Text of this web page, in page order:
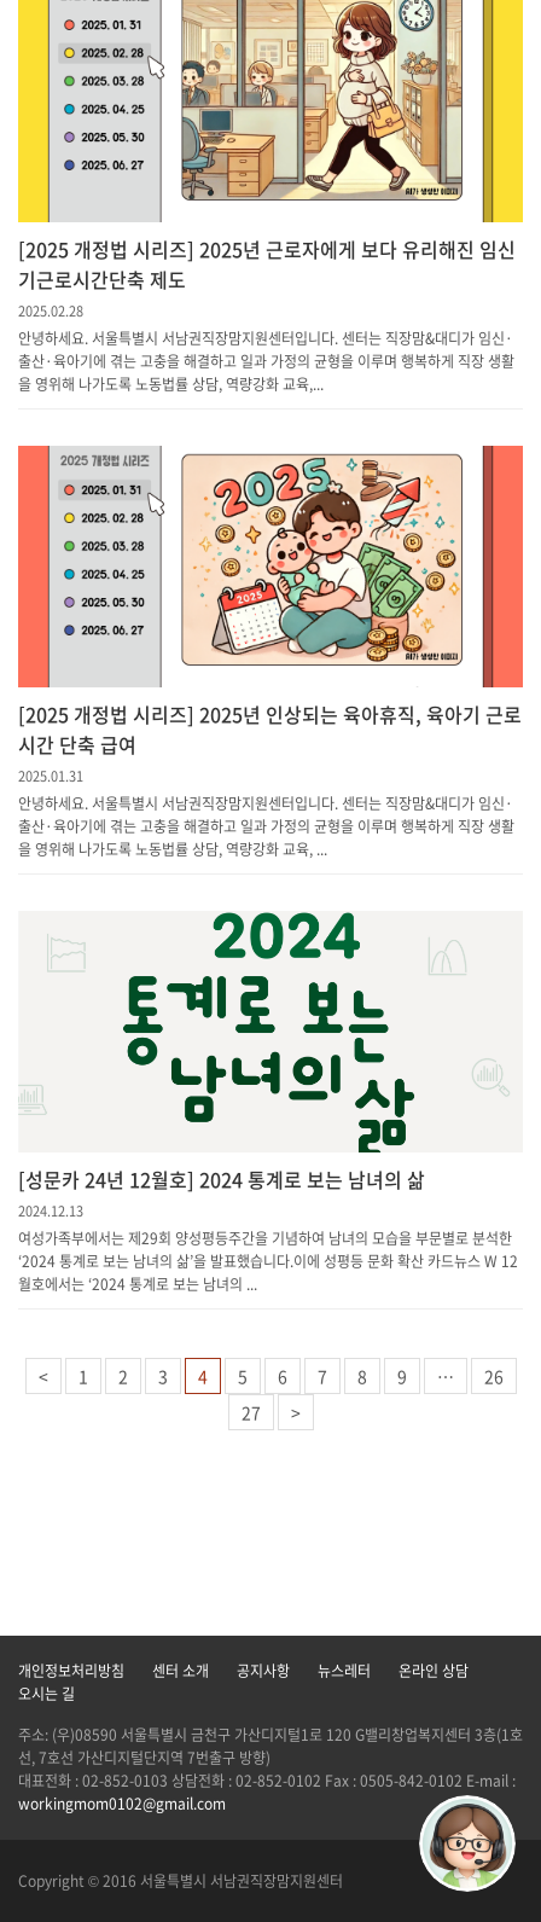
[2025 개정법 시리즈] 2025년 근로자에게 보다 유리해진 임신
기근로시간단축 제도
2025.02.28
안녕하세요. 서울특별시 서남권직장맘지원센터입니다. 센터는 직장맘&대디가 임신·
출산·육아기에 겪는 고충을 해결하고 일과 가정의 균형을 이루며 행복하게 직장 생활
을 영위해 나가도록 노동법률 상담, 역량강화 교육,...
[2025 개정법 시리즈] 2025년 인상되는 육아휴직, 육아기 근로
시간 단축 급여
2025.01.31
안녕하세요. 서울특별시 서남권직장맘지원센터입니다. 센터는 직장맘&대디가 임신·
출산·육아기에 겪는 고충을 해결하고 일과 가정의 균형을 이루며 행복하게 직장 생활
을 영위해 나가도록 노동법률 상담, 역량강화 교육, ...
[성문카 24년 12월호] 2024 통계로 보는 남녀의 삶
2024.12.13
여성가족부에서는 제29회 양성평등주간을 기념하여 남녀의 모습을 부문별로 분석한
‘2024 통계로 보는 남녀의 삶’을 발표했습니다.이에 성평등 문화 확산 카드뉴스 W 12
월호에서는 ‘2024 통계로 보는 남녀의 ...
< 1 2 3 4 5 6 7 8 9 …
26
27
>
개인정보처리방침 센터 소개 공지사항 뉴스레터
온라인 상담
오시는 길
주소: (우)08590 서울특별시 금천구 가산디지털1로 120 G밸리창업복지센터 3층(1호
선, 7호선 가산디지털단지역 7번출구 방향)
대표전화 : 02-852-0103 상담전화 : 02-852-0102 Fax : 0505-842-0102 E-mail :
workingmom0102@gmail.com
Copyright © 2016 서울특별시 서남권직장맘지원센터